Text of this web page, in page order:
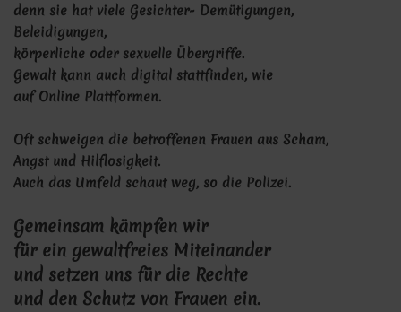
denn sie hat viele Gesichter- Demütigungen,
Beleidigungen,
körperliche oder sexuelle Übergriffe.
Gewalt kann auch digital stattfinden, wie
auf Online Plattformen.
Oft schweigen die betroffenen Frauen aus Scham,
Angst und Hilflosigkeit.
Auch das Umfeld schaut weg, so die Polizei.
Gemeinsam kämpfen wir
für ein gewaltfreies Miteinander
und setzen uns für die Rechte
und den Schutz von Frauen ein.